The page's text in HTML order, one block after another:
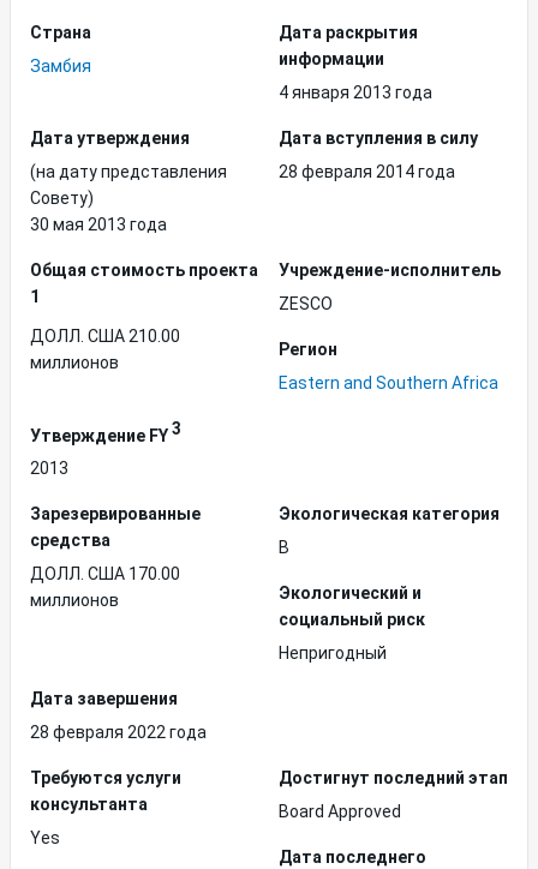
Страна
Замбия
Дата раскрытия
информации
4 января 2013 года
Дата утверждения
(на дату представления
Совету)
30 мая 2013 года
Дата вступления в силу
28 февраля 2014 года
Общая стоимость проекта
1
ДОЛЛ. США 210.00
миллионов
Учреждение-исполнитель
ZESCO
Регион
Eastern and Southern Africa
Утверждение FY3
2013
Зарезервированные
средства
ДОЛЛ. США 170.00
миллионов
Экологическая категория
B
Экологический и
социальный риск
Непригодный
Дата завершения
28 февраля 2022 года
Требуются услуги
консультанта
Yes
Достигнут последний этап
Board Approved
Дата последнего